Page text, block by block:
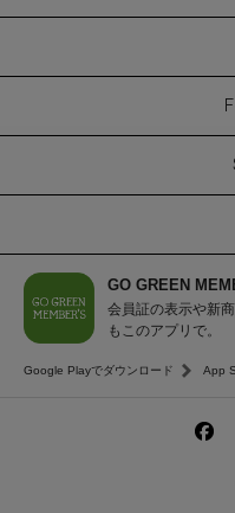
GO GREEN
会員証の表示や新
もこのアプリで。
Google Playでダウンロード App